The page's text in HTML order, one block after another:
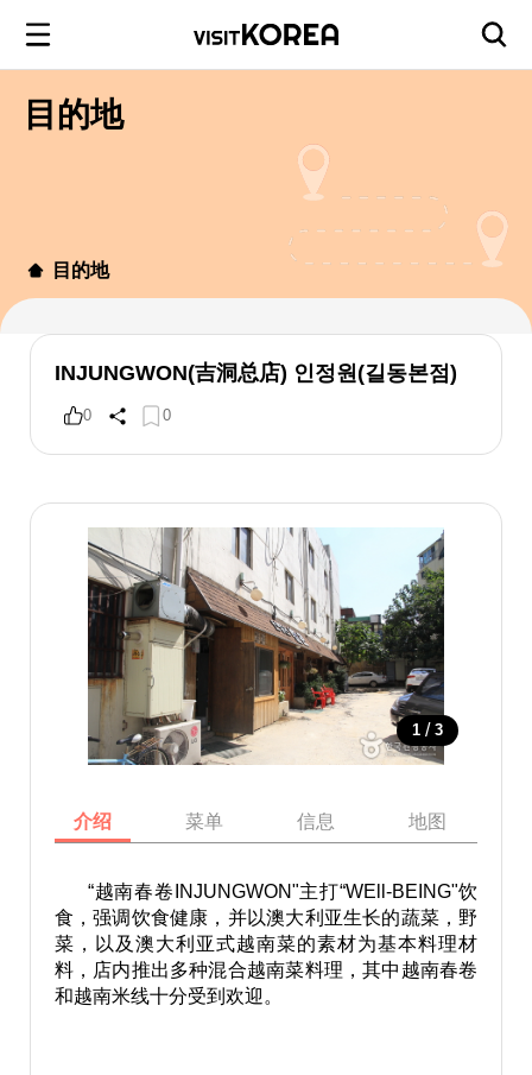
目的地
目的地
INJUNGWON(吉洞总店) 인정원(길동본점)
0 0
1 / 3
介绍 菜单 信息 地图
“越南春卷INJUNGWON"主打“WEll-BEING"饮
食，强调饮食健康，并以澳大利亚生长的蔬菜，野
菜，以及澳大利亚式越南菜的素材为基本料理材
料，店内推出多种混合越南菜料理，其中越南春卷
和越南米线十分受到欢迎。